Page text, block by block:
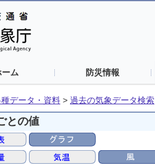
ーム 防災情報
データ・資料 > 過去の気象データ検索
との値